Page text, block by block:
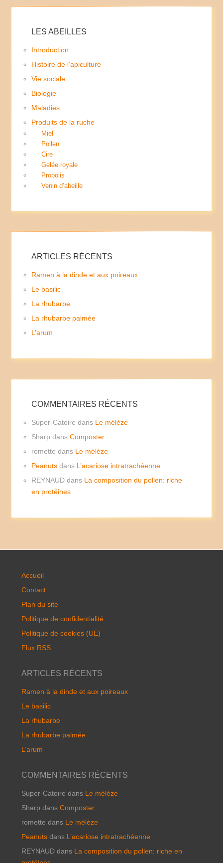
LES ABEILLES
Introduction
Histoire de l’apiculture
Vie sociale
Biologie
Maladies
Produits de la ruche
Miel
Pollen
Cire
Gelée royale
Propolis
Venin d’abeille
ARTICLES RÉCENTS
Ramen à la dinde et aux poireaux
Le basilic
La rhubarbe
La rhubarbe palmée
L’arum
COMMENTAIRES RÉCENTS
Super-Catoire dans Le mélèze
Sharp dansComposter
romette dans Le mélèze
Peanuts dans L’acariose intratrachéenne
REYNAUD dans La composition du pollen: riche
en protéines
Accueil
Contact
Plan du site
Politique de confidentialité
Politique de cookies (UE)
Flux RSS
ARTICLES RÉCENTS
Ramen à la dinde et aux poireaux
Le basilic
La rhubarbe
La rhubarbe palmée
L’arum
COMMENTAIRES RÉCENTS
Super-Catoire dans Le mélèze
Sharp dans Composter
romette dans Le mélèze
Peanutsdans L’acariose intratrachéenne
REYNAUDdans La composition du pollen: riche en